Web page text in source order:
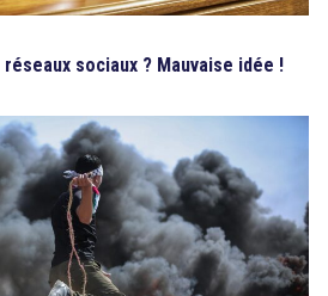
sociaux ? Mauvaise idée !